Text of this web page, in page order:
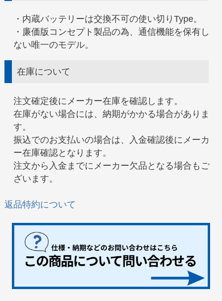
・内蔵バッテリーは交換不可の使い切りType。
・廉価版コンセプト製品の為、通信機能を保有し
ない唯一のモデル。
在庫について
注文確定後にメーカー在庫を確認します。
在庫がない場合には、納期がかかる場合がありま
す。
振込でのお支払いの場合は、入金確認後にメーカ
ー在庫確認となります。
注文から入金までにメーカー欠品となる場合もご
ざいます。
返品特約について